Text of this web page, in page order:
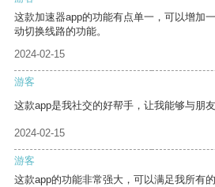
这款加速器app的功能有点单一，可以增加
动切换线路的功能。
2024-02-15
游客
这款app是我社交的好帮手，让我能够与朋
2024-02-15
游客
这款app的功能非常强大，可以满足我所有